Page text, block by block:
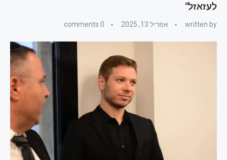
לעזאזל"
written by אפריל 13, 2025 0 comments